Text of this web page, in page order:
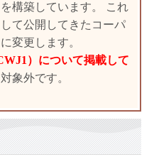
を構築しています。 これ
て公開してきたコーパ
変更します。
）について掲載して
象外です。